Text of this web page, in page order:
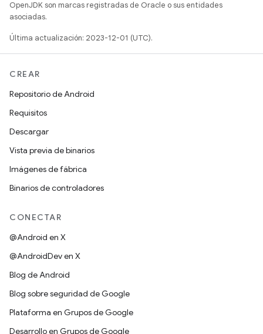
OpenJDK son marcas registradas de Oracle o sus entidades
asociadas.
Última actualización: 2023-12-01 (UTC).
CREAR
Repositorio de Android
Requisitos
Descargar
Vista previa de binarios
Imágenes de fábrica
Binarios de controladores
CONECTAR
@Android en X
@AndroidDev en X
Blog de Android
Blog sobre seguridad de Google
Plataforma en Grupos de Google
Desarrollo en Grupos de Google